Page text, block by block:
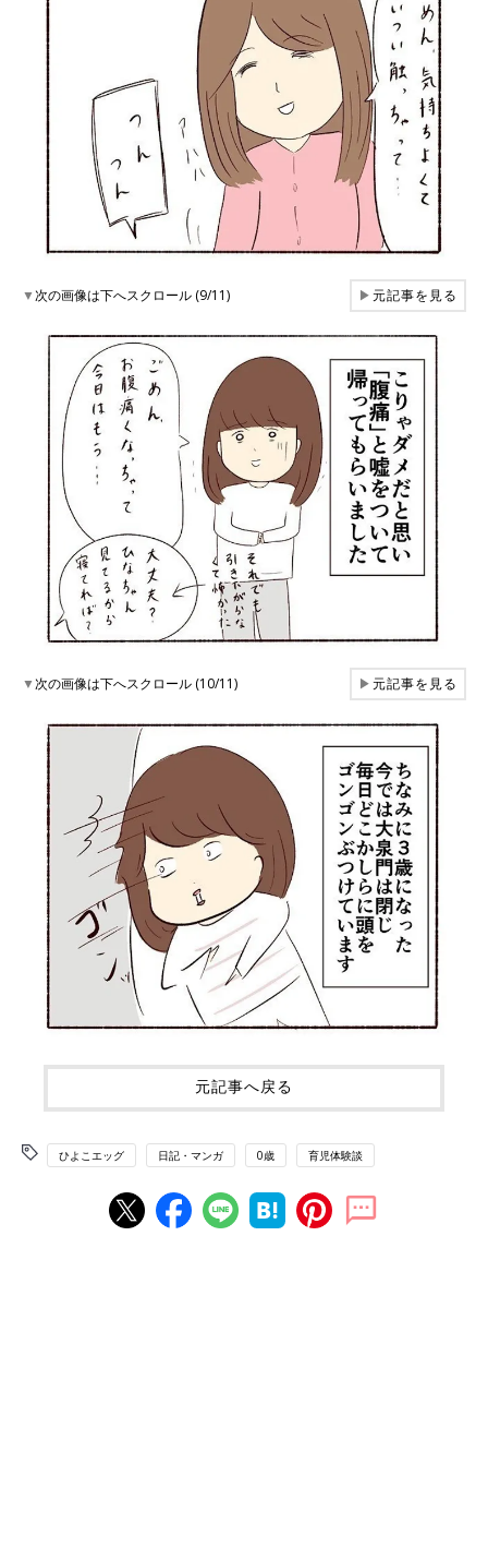
▼次の画像は下へスクロール (9/11) ▶元記事を見る
▼次の画像は下へスクロール (10/11) ▶元記事を見る
元記事へ戻る
ひよこエッグ 日記・マンガ 0歳 育児体験談